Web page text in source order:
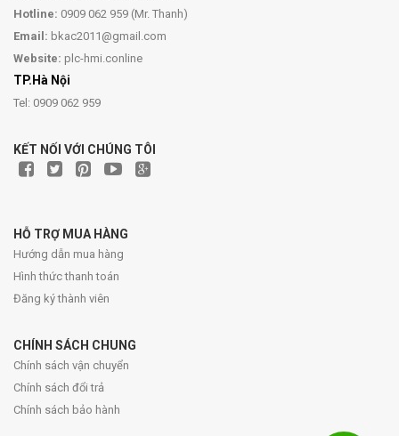
Hotline: 0909 062 959 (Mr. Thanh)
Email: bkac2011@gmail.com
Website: plc-hmi.conline
TP.Hà Nội
Tel: 0909 062 959
KẾT NỐI VỚI CHÚNG TÔI
HỖ TRỢ MUA HÀNG
Hướng dẫn mua hàng
Hình thức thanh toán
Đăng ký thành viên
CHÍNH SÁCH CHUNG
Chính sách vận chuyển
Chính sách đổi trả
Chính sách bảo hành